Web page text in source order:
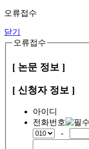
오류접수
닫기
오류접수
[ 논문 정보 ]
[ 신청자 정보 ]
아이디
전화번호
-